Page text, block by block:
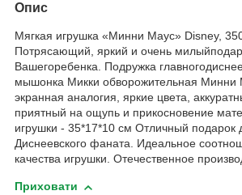
Опис
Мягкая игрушка «Минни Маус» Disney,
Потрясающий, яркий и очень
Вашегоребенка. Подружка
мышонка Микки обворожительная Минни
экранная аналогия, яркие цвета,
приятный на ощупь и прикосновение
игрушки - 35*17*10 см Отличный подарок
Диснеевского фаната. Идеальное
качества игрушки. Отечественное
Приховати